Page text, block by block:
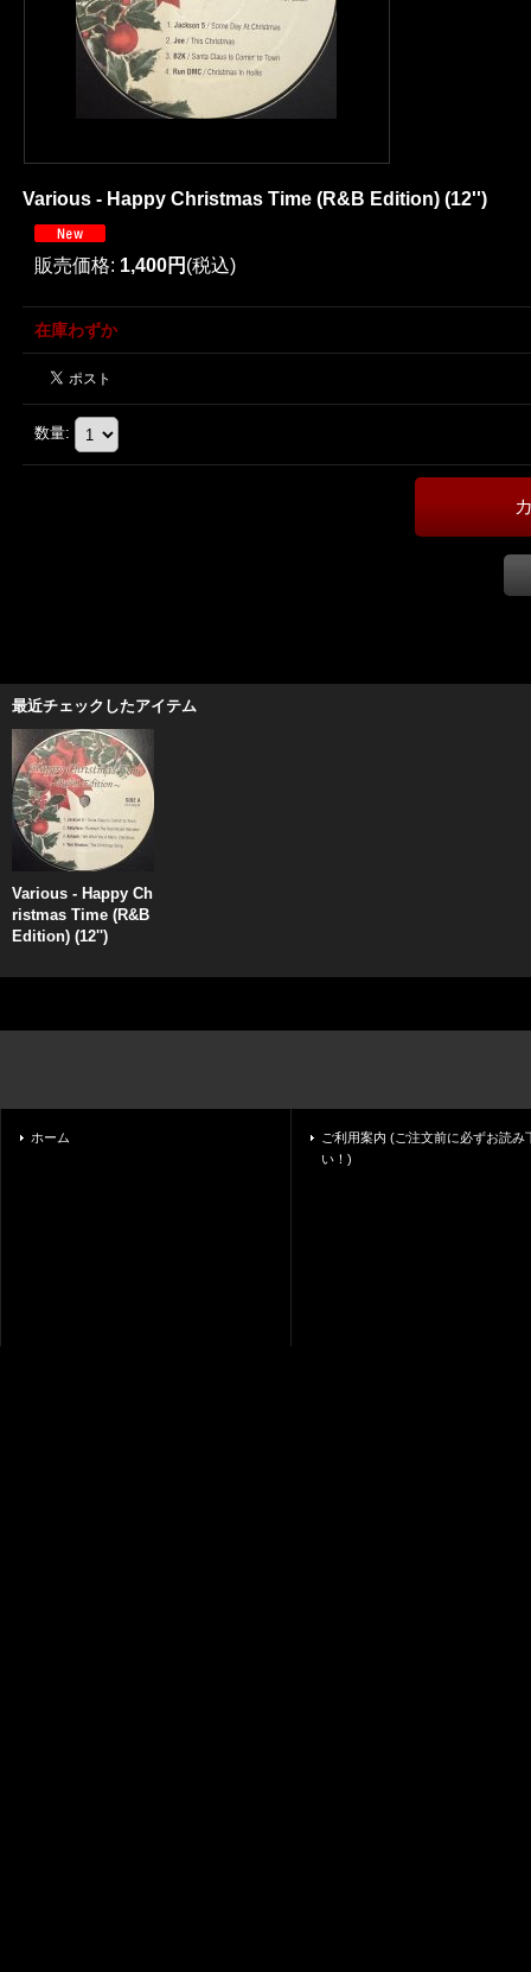
Various - Happy Christmas Time (R&B Edition) (12'')
販売価格: 1,400円 (税込)
在庫わずか
数量:
最近チェックしたアイテム
Various - Happy Ch
ristmas Time (R&B
Edition) (12'')
ホーム
ご利用案内 (ご注文前に必ずお読み
い！)